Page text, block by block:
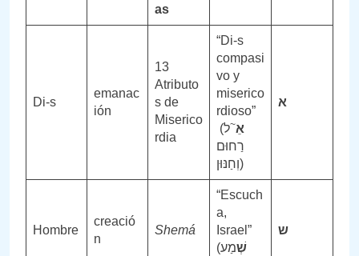
as
Di-s
emanac
ión
13
Atributo
s de
Miserico
rdia
“Di-s
compasi
vo y
miserico
rdioso”
(
אֵ~ל
רַחוּם
וְחַנּוּן)
א
Hombre
creació
n
Shemá
“Escuch
a,
Israel”
(
שְׁמַע
ש